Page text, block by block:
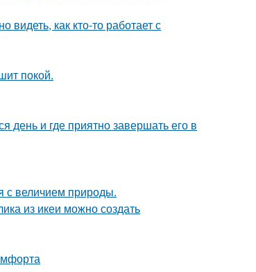
как кто-то работает с
покой.
день и где приятно завершать его в
с величием природы.
из икеи можно создать